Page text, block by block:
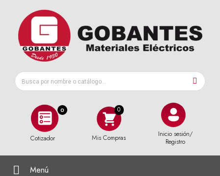
0
Cotizador Mis Compras
Inicio sesión/
Registro
Menú